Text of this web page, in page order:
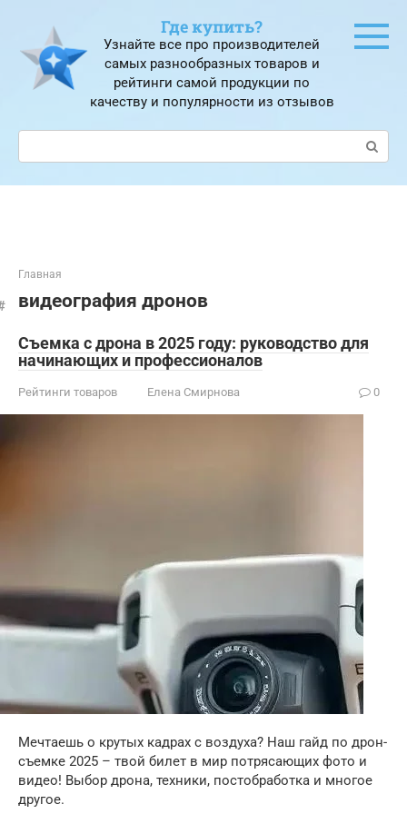
контенту
Где купить?
Узнайте все про производителей
самых разнообразных товаров и
рейтинги самой продукции по
качеству и популярности из отзывов
Поиск:
Главная
видеография дронов
Съемка с дрона в 2025 году: руководство для
начинающих и профессионалов
Рейтинги товаров Елена Смирнова 0
Мечтаешь о крутых кадрах с воздуха? Наш гайд по дрон-
съемке 2025 – твой билет в мир потрясающих фото и
видео! Выбор дрона, техники, постобработка и многое
другое.